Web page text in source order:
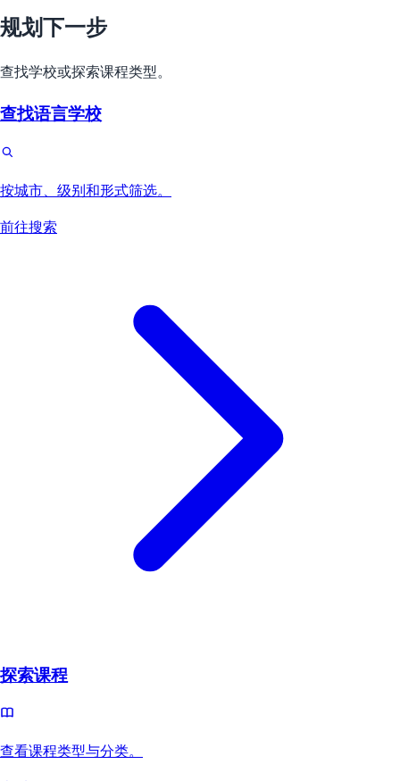
规划下一步
查找学校或探索课程类型。
查找语言学校
按城市、级别和形式筛选。
前往搜索
探索课程
查看课程类型与分类。